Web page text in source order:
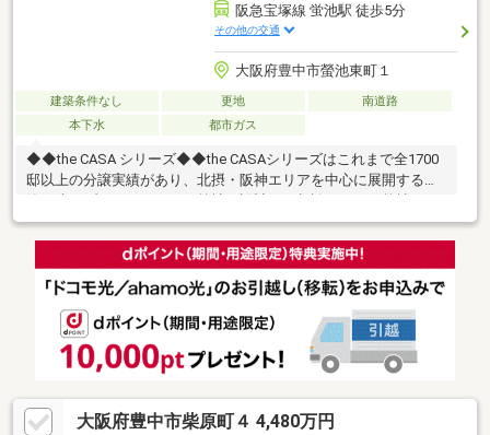
阪急宝塚線 蛍池駅 徒歩5分
その他の交通
大阪府豊中市螢池東町１
建築条件なし 更地
南道路
本下水
都市ガス
◆◆the CASA シリーズ◆◆the CASAシリーズはこれまで全1700
邸以上の分譲実績があり、北摂・阪神エリアを中心に展開する新
設計士とコーディネーターによる打ち合わせを重ね安全性や品質
とデザインが両立した、お客様の「自分スタイル」をカタチに致
します。建物は自由設計のため、お客様のお好きなプランにて設
計いただけます♪充実の標準仕様は複数パターンのメーカーよりお
をお楽み下さい！※位置指定道路：昭和45年5月15日 第195号
大阪府豊中市柴原町４ 4,480万円